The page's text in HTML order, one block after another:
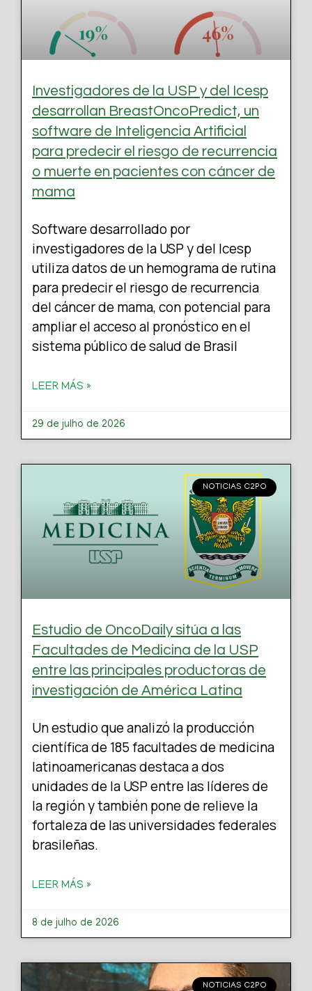
Investigadores de la USP y del Icesp
desarrollan BreastOncoPredict, un
software de Inteligencia Artificial
para predecir el riesgo de recurrencia
o muerte en pacientes con cáncer de
mama
Software desarrollado por
investigadores de la USP y del Icesp
utiliza datos de un hemograma de rutina
para predecir el riesgo de recurrencia
del cáncer de mama, con potencial para
ampliar el acceso al pronóstico en el
sistema público de salud de Brasil
LEER MÁS »
29 de julho de 2026
NOTICIAS C2PO
Estudio de OncoDaily sitúa a las
Facultades de Medicina de la USP
entre las principales productoras de
investigación de América Latina
Un estudio que analizó la producción
científica de 185 facultades de medicina
latinoamericanas destaca a dos
unidades de la USP entre las líderes de
la región y también pone de relieve la
fortaleza de las universidades federales
brasileñas.
LEER MÁS »
8 de julho de 2026
NOTICIAS C2PO